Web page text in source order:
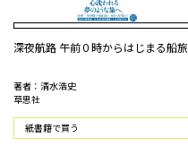
深夜航路 午前０時からはじまる船旅
著者：清水浩史
草思社
紙書籍で買う